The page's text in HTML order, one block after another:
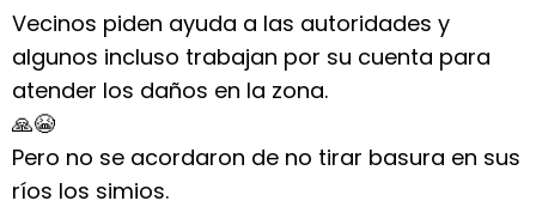
Vecinos piden ayuda a las autoridades y
algunos incluso trabajan por su cuenta para
atender los daños en la zona.
🙏😭
Pero no se acordaron de no tirar basura en sus
ríos los simios.